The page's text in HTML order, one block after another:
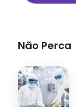
Não Perca